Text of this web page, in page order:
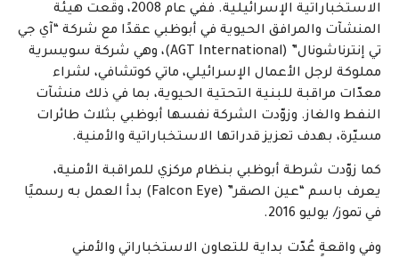
الاستخباراتية الإسرائيلية. ففي عام 2008، وقّعت هيئة
المنشآت والمرافق الحيوية في أبوظبي عقدًا مع شركة “آي جي
تي إنترناشونال” (AGT International)، وهي شركة سويسرية
مملوكة لرجل الأعمال الإسرائيلي، ماتي كوتشافي، لشراء
معدّات مراقبة للبنية التحتية الحيوية، بما في ذلك منشآت
النفط والغاز. وزوّدت الشركة نفسها أبوظبي بثلاث طائرات
مسيّرة، بهدف تعزيز قدراتها الاستخباراتية والأمنية.
كما زوّدت شرطة أبوظبي بنظام مركزي للمراقبة الأمنية،
يعرف باسم “عين الصقر” (Falcon Eye) بدأ العمل به رسميًا
في تموز/ يوليو 2016.
وفي واقعةٍ عُدّت بداية للتعاون الاستخباراتي والأمني